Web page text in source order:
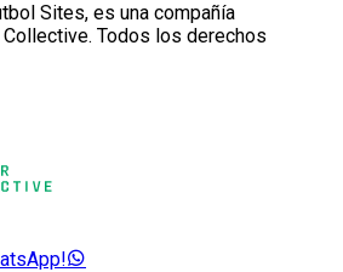
Sites, es una compañía
Todos los derechos